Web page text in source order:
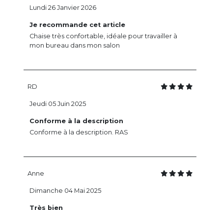
Je recommande cet article
Chaise très confortable, idéale pour travailler à
mon bureau dans mon salon
Lundi 26 Janvier 2026
RD
Conforme à la description
Conforme à la description. RAS
Jeudi 05 Juin 2025
Anne
Très bien
Dimanche 04 Mai 2025